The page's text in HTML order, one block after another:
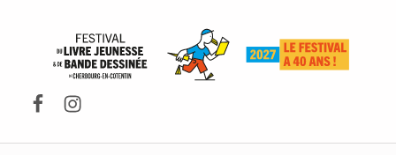
Facebook
Instagram